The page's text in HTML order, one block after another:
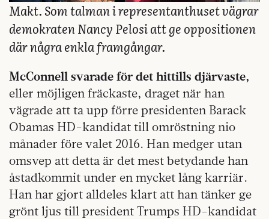
Makt. Som talman i representanthuset vägrar
demokraten Nancy Pelosi att ge oppositionen
där några enkla framgångar.
McConnell svarade för det hittills djärvaste,
eller möjligen fräckaste, draget när han
vägrade att ta upp förre presidenten Barack
Obamas HD-kandidat till omröstning nio
månader före valet 2016. Han medger utan
omsvep att detta är det mest betydande han
åstadkommit under en mycket lång karriär.
Han har gjort alldeles klart att han tänker ge
grönt ljus till president Trumps HD-kandidat